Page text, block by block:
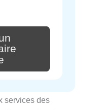
services des